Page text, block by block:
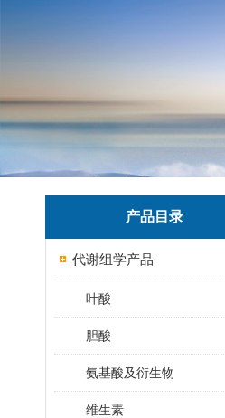
产品目录
代谢组学产品
叶酸
胆酸
氨基酸及衍生物
维生素